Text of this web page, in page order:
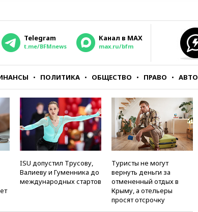
Telegram
t.me/BFMnews
Канал в MAX
max.ru/bfm
ПОЛИТИКА ОБЩЕСТВО ПРАВО АВТО
ISU допустил Трусову,
Валиеву и Гуменника до
международных стартов
Туристы не могут
вернуть деньги за
отмененный отдых в
Крыму, а отельеры
просят отсрочку